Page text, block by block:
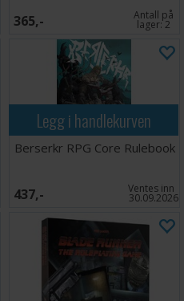
365,- Antall på
lager:2
Legg i handlekurven
Berserkr RPG Core Rulebook
437,- Ventes inn
30.09.2026